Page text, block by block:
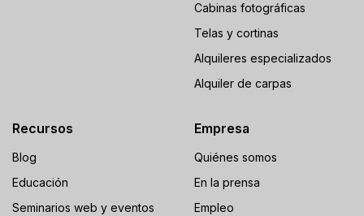
Cabinas fotográficas
Telas y cortinas
Alquileres especializados
Alquiler de carpas
Recursos
Blog
Educación
Seminarios web y eventos
Empresa
Quiénes somos
En la prensa
Empleo